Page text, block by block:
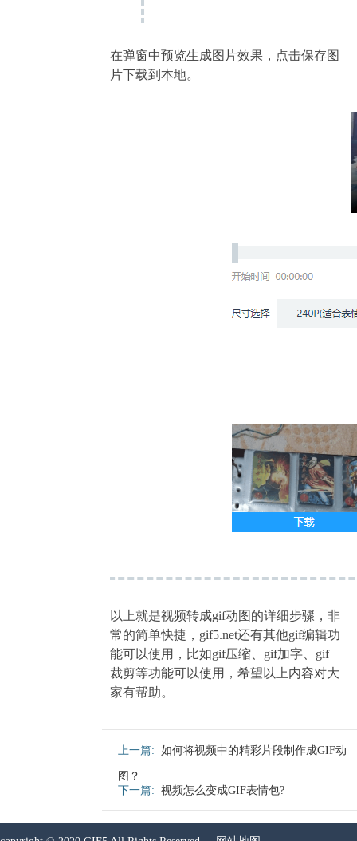
在弹窗中预览生成图片效果，点击保存图
片下载到本地。
以上就是视频转成gif动图的详细步骤，非
常的简单快捷，gif5.net还有其他gif编辑功
能可以使用，比如gif压缩、gif加字、gif
裁剪等功能可以使用，希望以上内容对大
家有帮助。
上一篇: 如何将视频中的精彩片段制作成GIF动
图？
下一篇: 视频怎么变成GIF表情包?